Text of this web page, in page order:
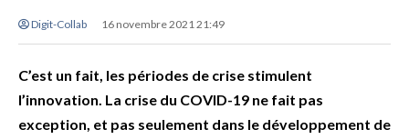
Digit-Collab 16 novembre 2021 21:49
C’est un fait, les périodes de crise stimulent
l’innovation. La crise du COVID-19 ne fait pas
exception, et pas seulement dans le développement de